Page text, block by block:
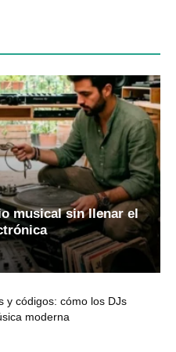
musical sin llenar el
y códigos: cómo los DJs
moderna